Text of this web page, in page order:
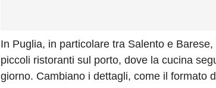
In Puglia, in particolare tra Salento e
piccoli ristoranti sul porto, dove la cucina
giorno. Cambiano i dettagli, come il formato